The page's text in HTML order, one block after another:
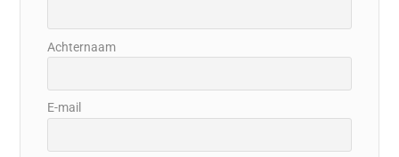
Achternaam
E-mail